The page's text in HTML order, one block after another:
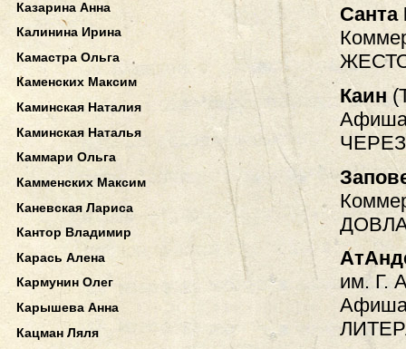
Санта
Каин
им. Г.
Казарина Анна
Калинина Ирина
Камастра Ольга
Каменских Максим
Каминская Наталия
Каминская Наталья
Каммари Ольга
Камменских Максим
Каневская Лариса
Кантор Владимир
Карась Алена
Кармунин Олег
Карышева Анна
Кацман Ляля